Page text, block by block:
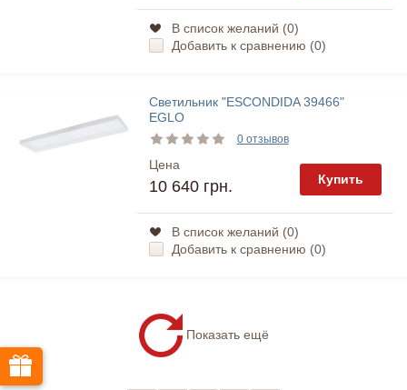
В список желаний (0)
Добавить к сравнению (0)
Светильник "ESCONDIDA 39466"
EGLO
0 отзывов
Цена
10 640 грн. Купить
В список желаний (0)
Добавить к сравнению (0)
Показать ещё